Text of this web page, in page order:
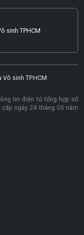
sinh TPHCM
sinh TP.HCM
tin điện tử tổng hợp số
cấp ngày 24 tháng 05 năm